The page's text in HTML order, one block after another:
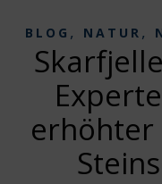
BLOG , NATUR ,
erhöhter